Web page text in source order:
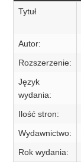
Tytuł
Autor:
Rozszerzenie:
Język
wydania:
Ilość stron:
Wydawnictwo:
Rok wydania: